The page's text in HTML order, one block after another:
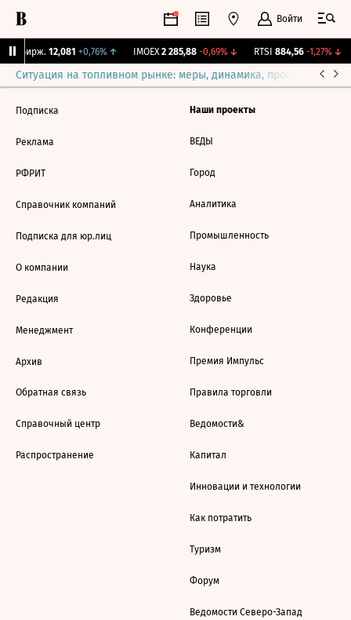
Войти
Бирж. 12,081 +0,76%↑ IMOEX 2 285,88 -0,69%↓ RTSI 884,56 -1,27%↓
Ситуация на топливном рынке: меры, динамика, прогнозы
Подписка
Реклама
РФРИТ
Справочник компаний
Подписка для юр.лиц
О компании
Редакция
Менеджмент
Архив
Обратная связь
Справочный центр
Распространение
Наши проекты
ВЕДЫ
Город
Аналитика
Промышленность
Наука
Здоровье
Конференции
Премия Импульс
Правила торговли
Ведомости&
Капитал
Инновации и технологии
Как потратить
Туризм
Форум
Ведомости Северо-Запад